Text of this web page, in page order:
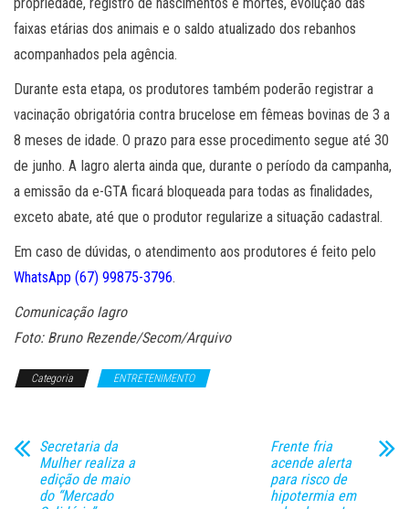
faixas etárias dos animais e o saldo atualizado dos rebanhos
acompanhados pela agência.
Durante esta etapa, os produtores também poderão registrar a
vacinação obrigatória contra brucelose em fêmeas bovinas de 3 a
8 meses de idade. O prazo para esse procedimento segue até 30
de junho. A Iagro alerta ainda que, durante o período da campanha,
a emissão da e-GTA ficará bloqueada para todas as finalidades,
exceto abate, até que o produtor regularize a situação cadastral.
Em caso de dúvidas, o atendimento aos produtores é feito pelo
WhatsApp (67) 99875-3796.
Comunicação Iagro
Foto: Bruno Rezende/Secom/Arquivo
Categoria ENTRETENIMENTO
Secretaria da
Mulher realiza a
edição de maio
do “Mercado
Frente fria
acende alerta
para risco de
hipotermia em